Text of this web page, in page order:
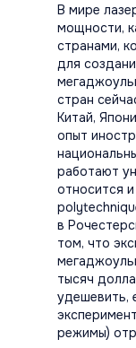
В мире
мощности,
странами,
для
стран
Китай,
опыт
работают
относится
в
том, что
тысяч
удешевить,
режимы)